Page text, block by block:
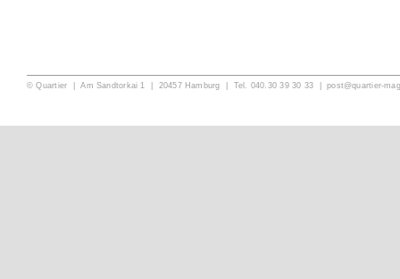
© Quartier | Am Sandtorkai 1 | 20457 Hamburg | Tel. 040.30 39 30 33 |post@quartier-